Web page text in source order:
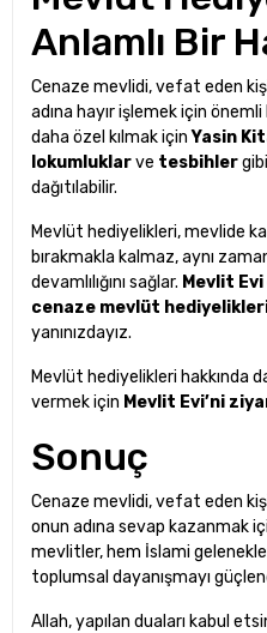
Anlamlı Bir
Cenaze mevlidi, vefat eden
adına hayır işlemek için
daha özel kılmak içinYasin
lokumluklarve tesbihler
dağıtılabilir.
Mevlüt hediyelikleri, mevlide
bırakmakla kalmaz, aynı
devamlılığını sağlar. Mevlit Evi
cenaze mevlüt
yanınızdayız.
Mevlüt hediyelikleri hakkında
vermek için Mevlit Evi’ni
Sonuç
Cenaze mevlidi, vefat eden
onun adına sevap kazanmak
mevlitler, hem İslami
toplumsal dayanışmayı
Allah, yapılan duaları kabul